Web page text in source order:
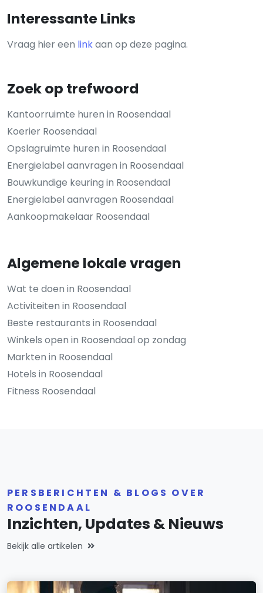
Interessante Links
Vraag hier een linkaan op deze pagina.
Zoek op trefwoord
Kantoorruimte huren in Roosendaal
Koerier Roosendaal
Opslagruimte huren in Roosendaal
Energielabel aanvragen in Roosendaal
Bouwkundige keuring in Roosendaal
Energielabel aanvragen Roosendaal
Aankoopmakelaar Roosendaal
Algemene lokale vragen
Wat te doen in Roosendaal
Activiteiten in Roosendaal
Beste restaurants in Roosendaal
Winkels open in Roosendaal op zondag
Markten in Roosendaal
Hotels in Roosendaal
Fitness Roosendaal
PERSBERICHTEN & BLOGS OVER
ROOSENDAAL
Inzichten, Updates & Nieuws
Bekijk alle artikelen